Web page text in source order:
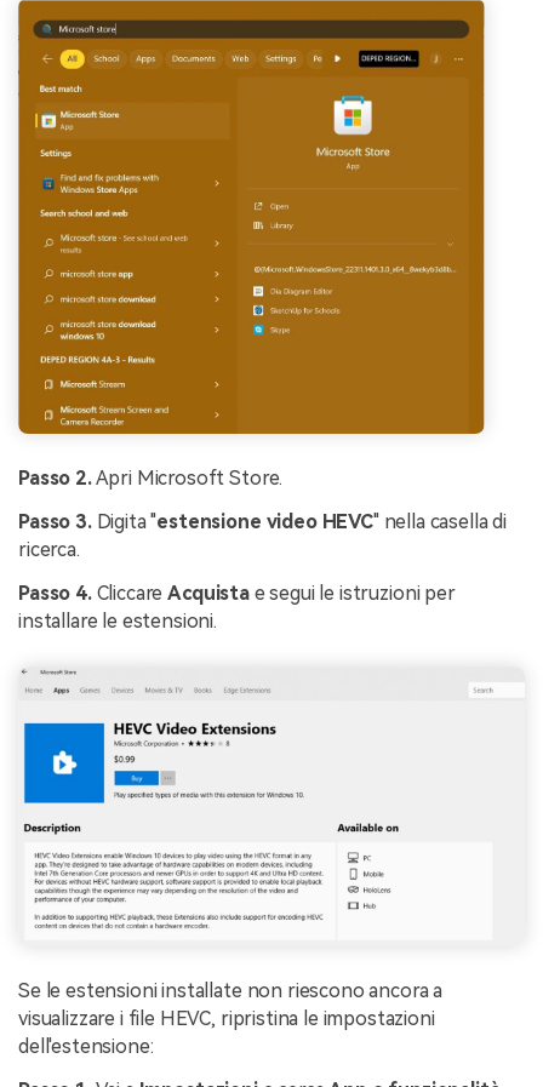
Passo 2.Apri Microsoft Store.
Passo 3.Digita "estensione video HEVC" nella casella di
ricerca.
Passo 4.CliccareAcquistae segui le istruzioni per
installare le estensioni.
Se le estensioni installate non riescono ancora a
visualizzare i file HEVC, ripristina le impostazioni
dell'estensione: